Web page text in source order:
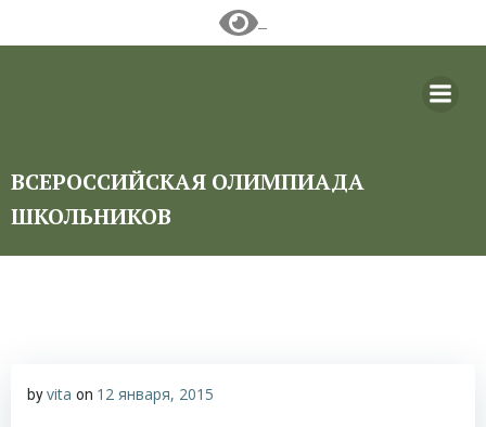
ВСЕРОССИЙСКАЯ ОЛИМПИАДА
ШКОЛЬНИКОВ
byvita on 12 января, 2015